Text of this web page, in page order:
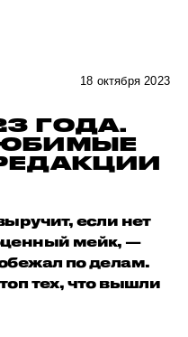
18 октября 2023
ГОДА.
если нет
мейк, —
по делам.
тех, что вышли